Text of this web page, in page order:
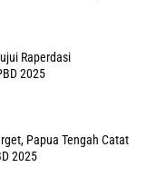
Raperdasi
2025
Papua Tengah Catat
2025